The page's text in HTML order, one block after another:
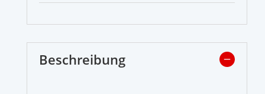
Beschreibung